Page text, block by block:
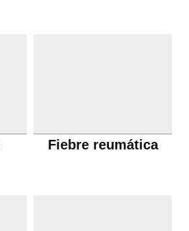
Fiebre reumática